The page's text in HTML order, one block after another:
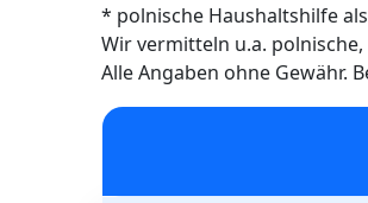
* polnische Haushaltshilfe
Wir vermitteln u.a.
Alle Angaben ohne Gewähr.